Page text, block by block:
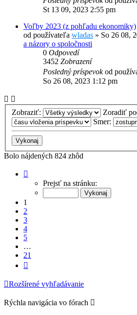
St 13 09, 2023 2:55 pm
Voľby 2023 (z pohľadu ekonomiky)
od používateľa wladas » So 26 08,
a názory o spoločnosti
0 Odpovedí
3452 Zobrazení
Posledný príspevokod
So 26 08, 2023 1:12 pm
Zobraziť:
Zoradiť
Smer:
Bolo nájdených 824 zhôd
Prejsť na stránku:
1
2
3
4
5
…
21
Rozšírené vyhľadávanie
Rýchla navigácia vo fórach